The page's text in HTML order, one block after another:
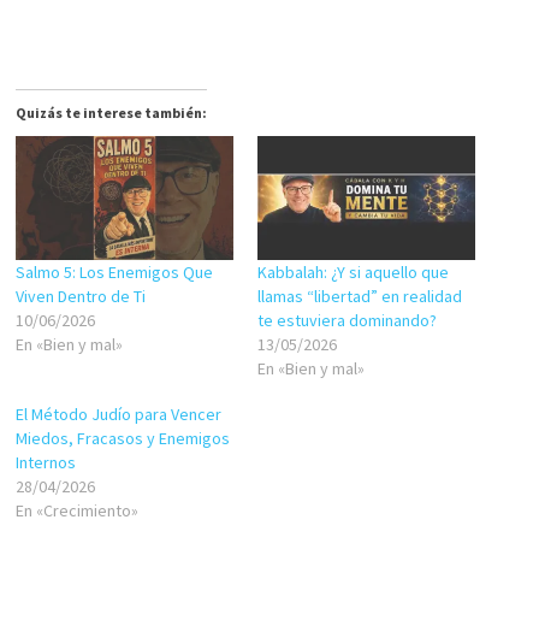
Quizás te interese también:
Salmo 5: Los Enemigos Que
Viven Dentro de Ti
10/06/2026
En «Bien y mal»
Kabbalah: ¿Y si aquello que
llamas “libertad” en realidad
te estuviera dominando?
13/05/2026
En «Bien y mal»
El Método Judío para Vencer
Miedos, Fracasos y Enemigos
Internos
28/04/2026
En «Crecimiento»